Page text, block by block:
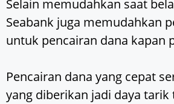
Selain memudahkan saat
Seabank juga memudahkan
untuk pencairan dana kapan
Pencairan dana yang cepat
yang diberikan jadi daya tarik